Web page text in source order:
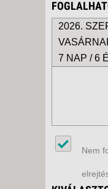
2026.
7 NAP / 6
Nem